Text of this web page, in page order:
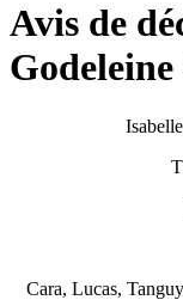
Avis de
Cara, Lucas,